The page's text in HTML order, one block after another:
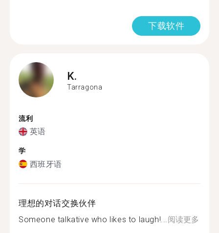
下载软件
K.
Tarragona
流利
英语
学
西班牙语
理想的对话交换伙伴
Someone talkative who likes to laugh!... 阅读更多